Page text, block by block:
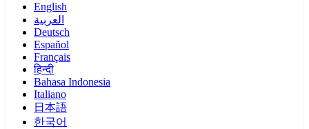
English
العربية
Deutsch
Español
Français
हिन्दी
Bahasa Indonesia
Italiano
日本語
한국어